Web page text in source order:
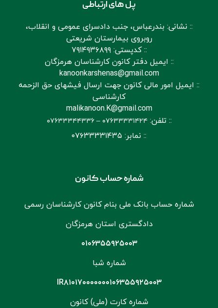
پل های ارتباطی
:: نشانی: بندرعباس، جنب دادسرای عمومی و انقلاب،
روبروی بیمارستان شریعتی
:: کدپستی: ۷۹۱۴۹۳۶۸۹۹
:: ایمیل دفتر کانون کارشناسان هرمزگان
kanoonkarshenas@gmail.com
:: ایمیل امور مالی کانون جهت ارسال فیشهای حق الزحمه
کارشناسی
malikanoon.K@gmail.com
:: تلفن:۰۷۶۳۳۳۳۱۴۲۴ –۰۷۶۳۳۳۴۴۳۳۶
:: نمابر: ۰۷۶۳۳۳۳۱۴۳۵
شماره حساب کانون
شماره حساب بانک ملی بنام کانون کارشناسان رسمی
دادگستری استان هرمزگان
۰۱۰۶۳۵۵۹۲۵۰۰۳
شماره شبا
IR۸۱۰۱۷۰۰۰۰۰۰۰۱۰۶۳۵۵۹۲۵۰۰۳
شماره کارت (ملی) کانون